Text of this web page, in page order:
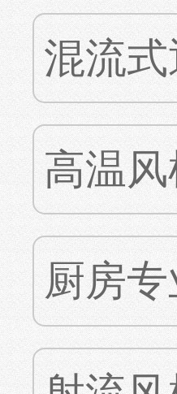
混流
高温
厨房